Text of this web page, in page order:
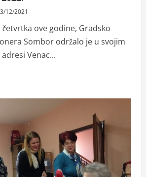
12/2021
ove godine, Gradsko
Sombor održalo je u svojim
Venac...